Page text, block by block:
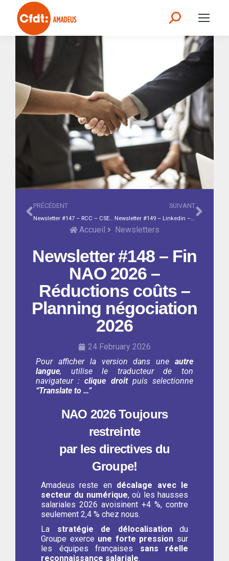
PRÉCÉDENT
Newsletter #147 – RCC – CSE Novembre-Décembre-Janvier en bref – Le saviez-vous? Indemnités transport et télétravail
SUIVANT
Newsletter #149 – Linkedin – Partage de la valeur 2025 – RCC – CSE en bref février-mars – Le saviez-vous? Article 83 vs PERO
Accueil Newsletters
Newsletter #148 – Fin
NAO 2026 –
Réductions coûts –
Planning négociation
2026
24 February 2026
Pour afficher la version dans une autre
langue, utilise le traducteur de ton
navigateur :clique droitpuis selectionne
“Translate to …”
NAO 2026 Toujours
restreinte
par les directives du
Groupe!
Amadeus reste en décalage avec le
secteur du numérique, où les hausses
salariales 2026 avoisinent +4 %, contre
seulement 2,4 % chez nous.
La stratégie de délocalisationdu
Groupe exerce une forte pression sur
les équipes françaises sans réelle
reconnaissance salariale.